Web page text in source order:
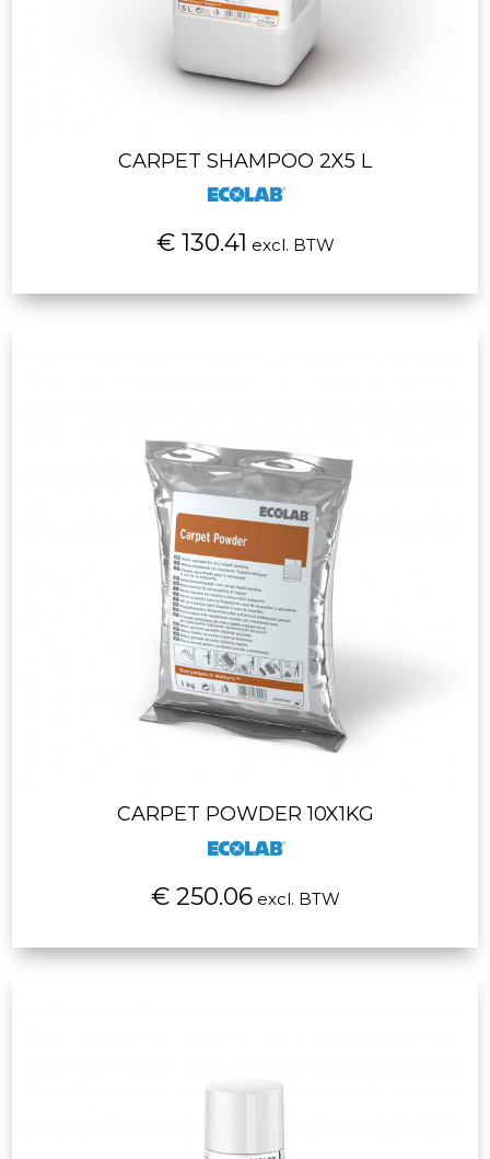
CARPET SHAMPOO 2X5 L
€ 130.41 excl. BTW
CARPET POWDER 10X1KG
€ 250.06excl. BTW